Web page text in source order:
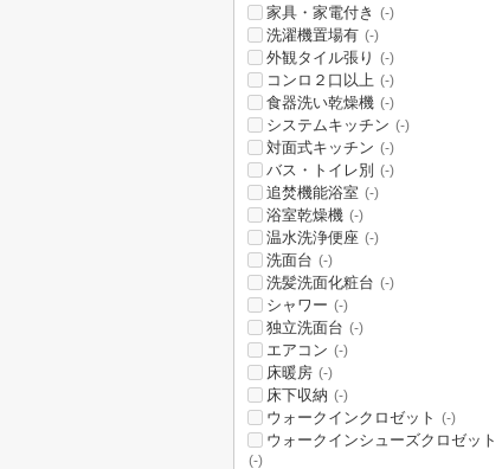
家具・家電付き (-)
洗濯機置場有 (-)
外観タイル張り (-)
コンロ２口以上 (-)
食器洗い乾燥機 (-)
システムキッチン (-)
対面式キッチン (-)
バス・トイレ別 (-)
追焚機能浴室 (-)
浴室乾燥機 (-)
温水洗浄便座 (-)
洗面台 (-)
洗髪洗面化粧台 (-)
シャワー (-)
独立洗面台 (-)
エアコン (-)
床暖房 (-)
床下収納 (-)
ウォークインクロゼット (-)
ウォークインシューズクロゼット
(-)